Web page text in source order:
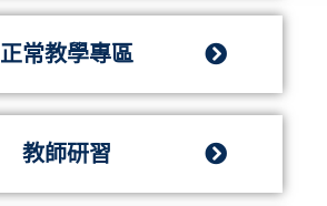
正常教學專區
教師研習